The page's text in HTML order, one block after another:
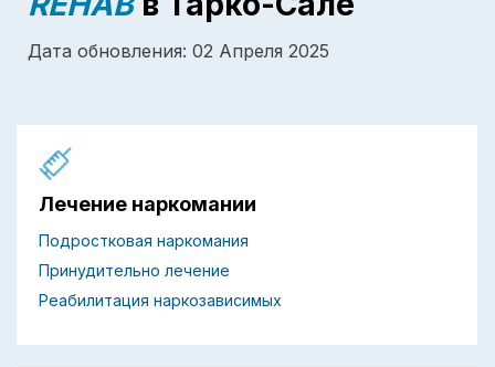
Лечение наркомании
Подростковая наркомания
Принудительно лечение
Реабилитация наркозависимых
Дата обновления: 02 Апреля 2025